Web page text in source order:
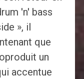
'n' bass
», il
que
un
accentue